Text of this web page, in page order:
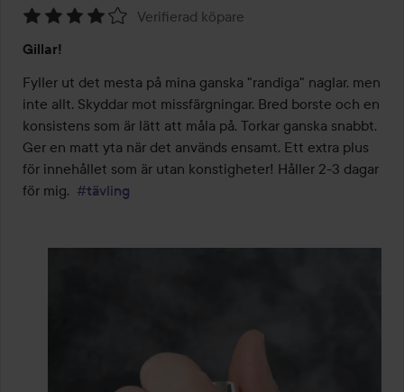
4
av
5
Verifierad köpare
Gillar!
Fyller ut det mesta på mina ganska "randiga" naglar, men
inte allt. Skyddar mot missfärgningar. Bred borste och en
konsistens som är lätt att måla på. Torkar ganska snabbt.
Ger en matt yta när det används ensamt. Ett extra plus
för innehållet som är utan konstigheter! Håller 2-3 dagar
för mig. #tävling